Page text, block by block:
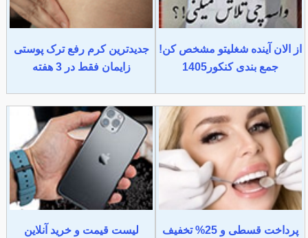
از الان آینده شغلیتو مشخص کن!
جمع بندی کنکور1405
جدیدترین کرم رفع ترک پوستی
زایمان فقط در 3 هفته
پرداخت قسطی و 25% تخفیف لیست قیمت و خرید آنلاین